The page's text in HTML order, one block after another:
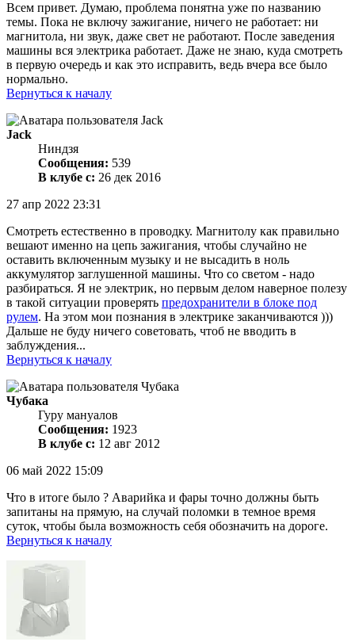
Всем привет. Думаю, проблема понятна уже по названию
темы. Пока не включу зажигание, ничего не работает: ни
магнитола, ни звук, даже свет не работают. После заведения
машины вся электрика работает. Даже не знаю, куда смотреть
в первую очередь и как это исправить, ведь вчера все было
нормально.
Вернуться к началу
Jack
Ниндзя
Сообщения: 539
В клубе с: 26 дек 2016
27 апр 2022 23:31
Смотреть естественно в проводку. Магнитолу как правильно
вешают именно на цепь зажигания, чтобы случайно не
оставить включенным музыку и не высадить в ноль
аккумулятор заглушенной машины. Что со светом - надо
разбираться. Я не электрик, но первым делом наверное полезу
в такой ситуации проверять предохранители в блоке под
рулем. На этом мои познания в электрике заканчиваются )))
Дальше не буду ничего советовать, чтоб не вводить в
заблуждения...
Вернуться к началу
Чубака
Гуру мануалов
Сообщения: 1923
В клубе с: 12 авг 2012
06 май 2022 15:09
Что в итоге было ? Аварийка и фары точно должны быть
запитаны на прямую, на случай поломки в темное время
суток, чтобы была возможность себя обозначить на дороге.
Вернуться к началу